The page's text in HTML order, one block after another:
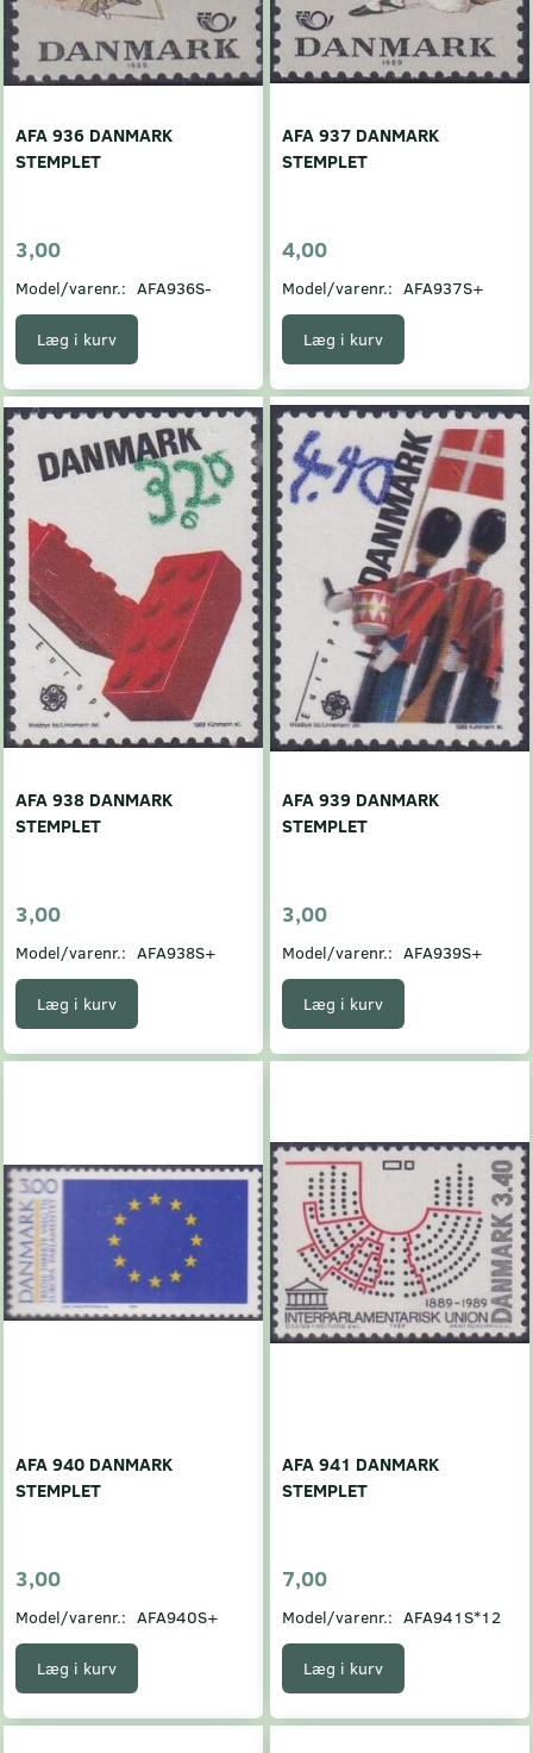
AFA 936 DANMARK
STEMPLET
3,00
Model/varenr.: AFA936S-
Læg i kurv
AFA 937 DANMARK
STEMPLET
4,00
Model/varenr.: AFA937S+
Læg i kurv
AFA 938 DANMARK
STEMPLET
3,00
Model/varenr.: AFA938S+
Læg i kurv
AFA 939 DANMARK
STEMPLET
3,00
Model/varenr.: AFA939S+
Læg i kurv
AFA 940 DANMARK
STEMPLET
3,00
Model/varenr.: AFA940S+
Læg i kurv
AFA 941 DANMARK
STEMPLET
7,00
Model/varenr.: AFA941S*12
Læg i kurv